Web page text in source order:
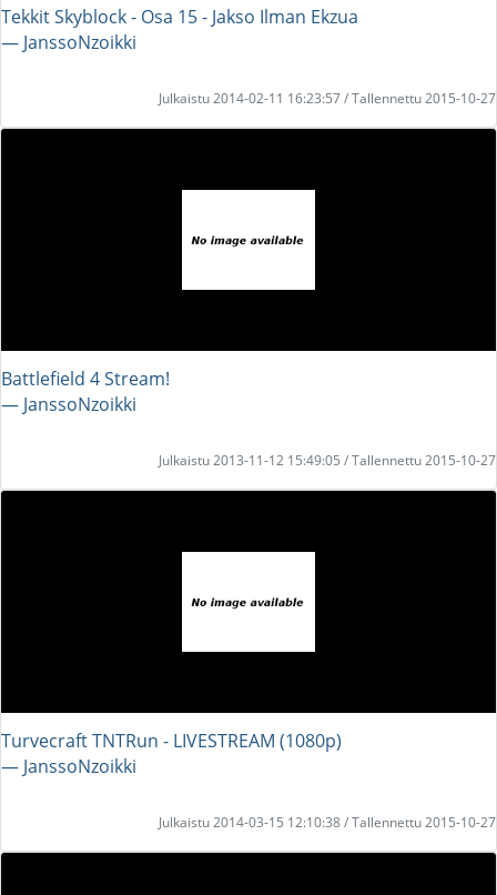
Tekkit Skyblock - Osa 15 - Jakso Ilman Ekzua
― JanssoNzoikki
Julkaistu 2014-02-11 16:23:57 / Tallennettu 2015-10-27
Battlefield 4 Stream!
― JanssoNzoikki
Julkaistu 2013-11-12 15:49:05 / Tallennettu 2015-10-27
Turvecraft TNTRun - LIVESTREAM (1080p)
― JanssoNzoikki
Julkaistu 2014-03-15 12:10:38 / Tallennettu 2015-10-27